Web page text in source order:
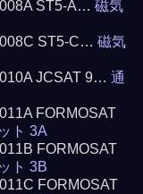
008A ST5-A…磁気
008C ST5-C…磁気
010A JCSAT 9…通
FORMOSAT
ト 3A
FORMOSAT
ト 3B
FORMOSAT